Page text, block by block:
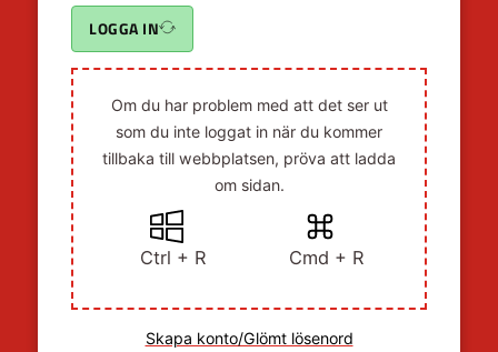
LOGGA IN
Om du har problem med att det ser ut
som du inte loggat in när du kommer
tillbaka till webbplatsen, pröva att ladda
om sidan.
Ctrl + R Cmd + R
Skapa konto/Glömt lösenord